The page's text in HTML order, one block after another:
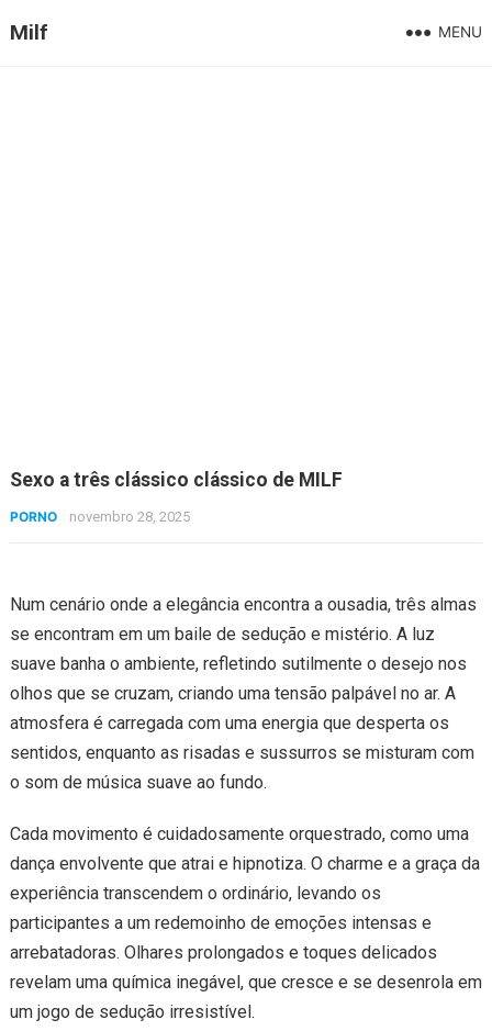
Milf MENU
Sexo a três clássico clássico de MILF
PORNO novembro 28, 2025
Num cenário onde a elegância encontra a ousadia, três almas
se encontram em um baile de sedução e mistério. A luz
suave banha o ambiente, refletindo sutilmente o desejo nos
olhos que se cruzam, criando uma tensão palpável no ar. A
atmosfera é carregada com uma energia que desperta os
sentidos, enquanto as risadas e sussurros se misturam com
o som de música suave ao fundo.
Cada movimento é cuidadosamente orquestrado, como uma
dança envolvente que atrai e hipnotiza. O charme e a graça da
experiência transcendem o ordinário, levando os
participantes a um redemoinho de emoções intensas e
arrebatadoras. Olhares prolongados e toques delicados
revelam uma química inegável, que cresce e se desenrola em
um jogo de sedução irresistível.